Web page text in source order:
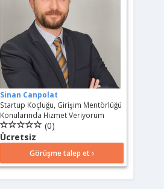
Sinan Canpolat
Startup Koçluğu, Girişim Mentörlüğü
Konularında Hizmet Veriyorum
(0)
Ücretsiz
Görüşme talep et